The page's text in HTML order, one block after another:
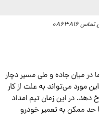
0863816
میان جاده و طی مسیر دچار
مورد می‌تواند به علت از کار
دهد. در این زمان تیم امداد
حد ممکن به تعمیر خودرو